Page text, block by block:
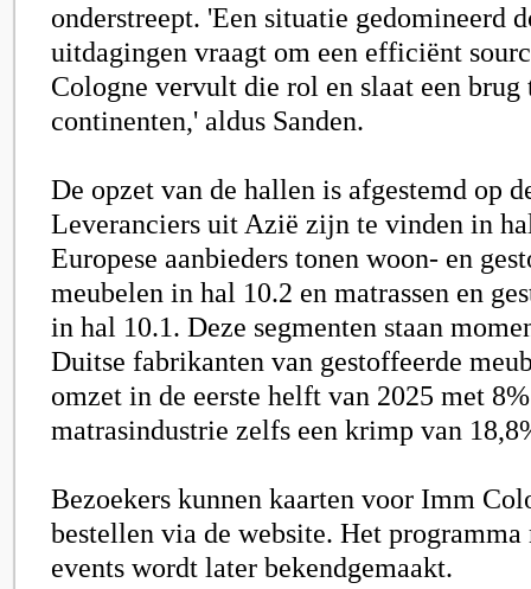
onderstreept. 'Een situatie gedomineerd
uitdagingen vraagt om een efficiënt
Cologne vervult die rol en slaat een brug
continenten,' aldus Sanden.
De opzet van de hallen is afgestemd op
Leveranciers uit Azië zijn te vinden in
Europese aanbieders tonen woon- en
meubelen in hal 10.2 en matrassen en
in hal 10.1. Deze segmenten staan
Duitse fabrikanten van gestoffeerde
omzet in de eerste helft van 2025 met
matrasindustrie zelfs een krimp van
Bezoekers kunnen kaarten voor Imm
bestellen via de website. Het
events wordt later bekendgemaakt.